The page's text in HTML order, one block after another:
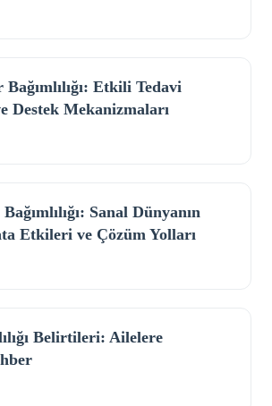
Etkili Tedavi
Destek Mekanizmaları
Sanal Dünyanın
Etkileri ve Çözüm Yolları
Belirtileri: Ailelere